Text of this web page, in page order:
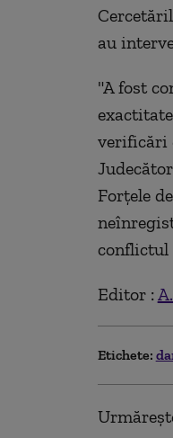
au
"A fost
verificări
Forţele
conflictul
Editor :
Etichete: